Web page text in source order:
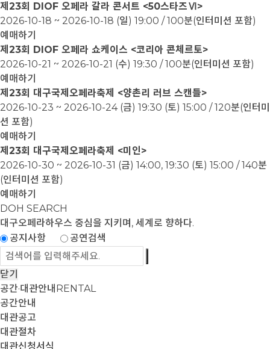
제23회 DIOF 오페라 갈라 콘서트 <50스타즈Ⅵ>
2026-10-18 ~ 2026-10-18 (일) 19:00 / 100분(인터미션 포함)
예매하기
제23회 DIOF 오페라 쇼케이스 <코리아 콘체르토>
2026-10-21 ~ 2026-10-21 (수) 19:30 / 100분(인터미션 포함)
예매하기
제23회 대구국제오페라축제 <양촌리 러브 스캔들>
2026-10-23 ~ 2026-10-24 (금) 19:30 (토) 15:00 / 120분(인터미
션 포함)
예매하기
제23회 대구국제오페라축제 <미인>
2026-10-30 ~ 2026-10-31 (금) 14:00, 19:30 (토) 15:00 / 140분
(인터미션 포함)
예매하기
DOH SEARCH
대구오페라하우스 중심을 지키며, 세계로 향하다.
공지사항
공연검색
닫기
공간·대관안내 RENTAL
공간안내
대관공고
대관절차
대관신청서식